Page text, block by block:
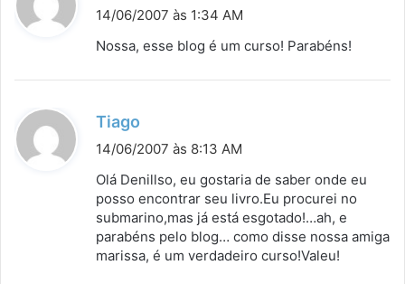
i
e
14/06/2007 às 1:34 AM
Nossa, esse blog é um curso! Parabéns!
Tiago
i
s
e
:
14/06/2007 às 8:13 AM
Olá Denillso, eu gostaria de saber onde eu
posso encontrar seu livro.Eu procurei no
submarino,mas já está esgotado!…ah, e
parabéns pelo blog… como disse nossa amiga
marissa, é um verdadeiro curso!Valeu!